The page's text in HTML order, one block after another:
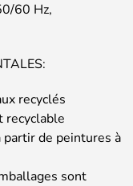
60 Hz,
recyclés
recyclable
de peintures à
sont